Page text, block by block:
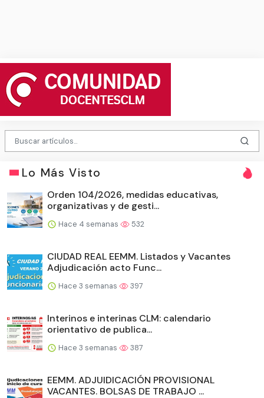
Lo Más Visto
Orden 104/2026, medidas educativas,
organizativas y de gesti...
Hace 4 semanas 532
CIUDAD REAL EEMM. Listados y Vacantes
Adjudicación acto Func...
Hace 3 semanas 397
Interinos e interinas CLM: calendario
orientativo de publica...
Hace 3 semanas 387
EEMM. ADJUIDICACIÓN PROVISIONAL
VACANTES. BOLSAS DE TRABAJO ...